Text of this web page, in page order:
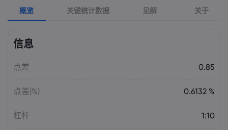
US Government Shutdown Threatens
October Inflation Data Release
US-EU Relations: Russia Sanctions Unite
Emma Rose
概览 关键统计数据 见解 关于
信息
点差 0.85
点差(%) 0.6132 %
杠杆 1:10